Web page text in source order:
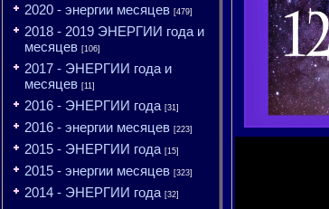
2020 - энергии месяцев [479]
2018 - 2019 ЭНЕРГИИ года и
месяцев [106]
2017 - ЭНЕРГИИ года и
месяцев [11]
2016 - ЭНЕРГИИ года [31]
2016 - энергии месяцев [223]
2015 - ЭНЕРГИИ года [15]
2015 - энергии месяцев [323]
2014 - ЭНЕРГИИ года [32]